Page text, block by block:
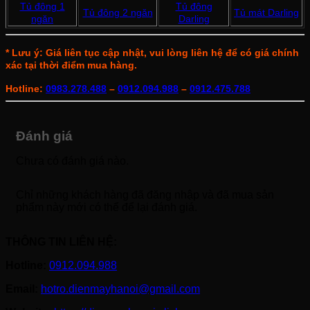
Tủ đông 1
ngăn
Tủ đông 2 ngăn
Tủ đông
Darling
Tủ mát Darling
* Lưu ý: Giá liên tục cập nhật, vui lòng liên hệ để có giá chính
xác tại thời điểm mua hàng.
Hotline: 0983.278.488 – 0912.094.988 – 0912.475.788
Đánh giá
0912.094.988
hotro.dienmayhanoi@gmail.com